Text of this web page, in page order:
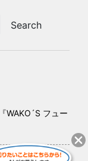
WAKO´S フュー
ーティング